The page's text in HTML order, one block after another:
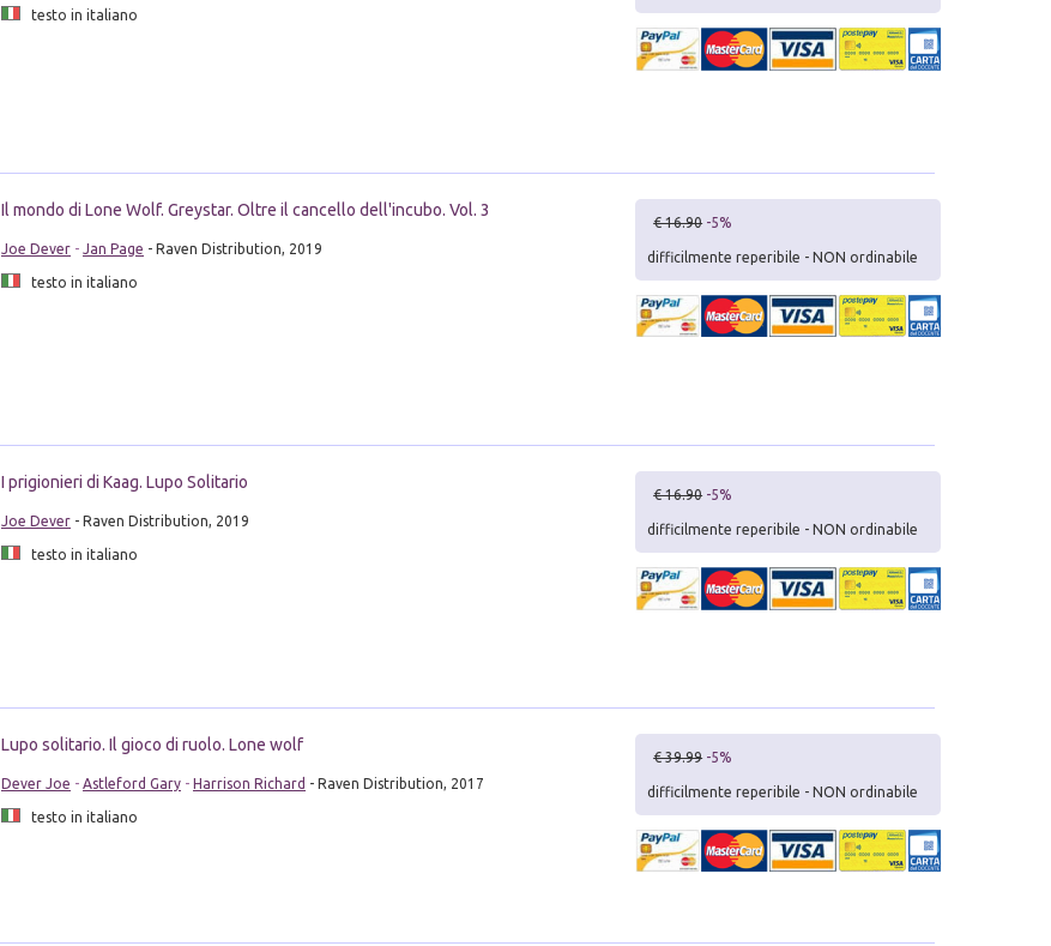
testo in italiano
Il mondo di Lone Wolf. Greystar. Oltre il cancello dell'incubo. Vol. 3
Joe Dever- Jan Page - Raven Distribution, 2019
testo in italiano
€ 16.90 -5%
difficilmente reperibile - NON ordinabile
I prigionieri di Kaag. Lupo Solitario
Joe Dever- Raven Distribution, 2019
testo in italiano
€ 16.90 -5%
difficilmente reperibile - NON ordinabile
Lupo solitario. Il gioco di ruolo. Lone wolf
Dever Joe - Astleford Gary- Harrison Richard - Raven Distribution, 2017
testo in italiano
€ 39.99 -5%
difficilmente reperibile - NON ordinabile